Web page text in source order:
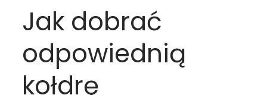
Jak dobrać
odpowiednią
kołdrę